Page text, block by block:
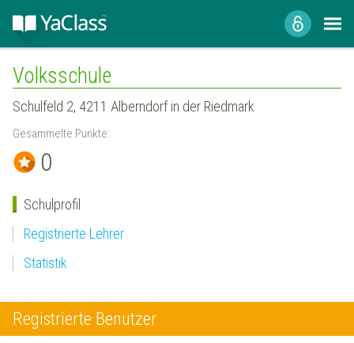
Volksschule
Schulfeld 2, 4211 Alberndorf in der Riedmark
Gesammelte Punkte:
0
Schulprofil
Registrierte Lehrer
Statistik
Registrierte Benutzer